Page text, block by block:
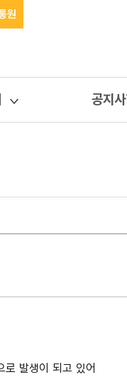
원
공지
로 발생이 되고 있어